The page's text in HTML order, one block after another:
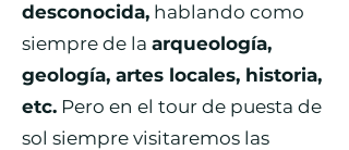
desconocida, hablando como
siempre de la arqueología,
geología, artes locales, historia,
etc. Pero en el tour de puesta de
sol siempre visitaremos las